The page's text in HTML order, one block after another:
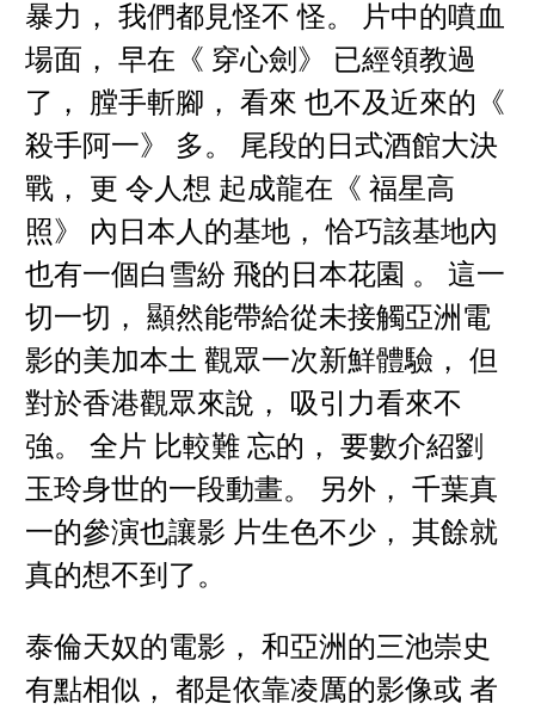
暴力， 我們都見怪不 怪。 片中的噴血
場面， 早在《 穿心劍》 已經領教過
了， 膛手斬腳， 看來 也不及近來的《
殺手阿一》 多。 尾段的日式酒館大決
戰， 更 令人想 起成龍在《 福星高
照》 內日本人的基地， 恰巧該基地內
也有一個白雪紛 飛的日本花園 。 這一
切一切， 顯然能帶給從未接觸亞洲電
影的美加本土 觀眾一次新鮮體驗， 但
對於香港觀眾來說， 吸引力看來不
強。 全片 比較難 忘的， 要數介紹劉
玉玲身世的一段動畫。 另外， 千葉真
一的參演也讓影 片生色不少， 其餘就
真的想不到了。
泰倫天奴的電影， 和亞洲的三池崇史
有點相似， 都是依靠凌厲的影像或 者